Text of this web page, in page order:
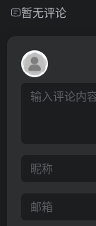
暂无评论